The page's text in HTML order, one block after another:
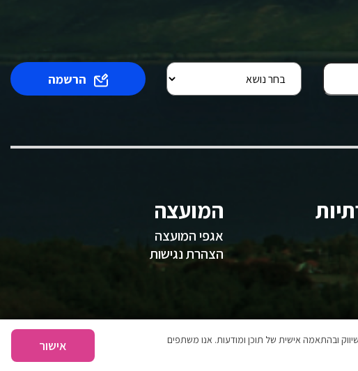
הרשמה
המועצה
אגפי המועצה
הצהרת נגישות
ובהתאמה אישית של תוכן ומודעות. אנו משתפים
אישור